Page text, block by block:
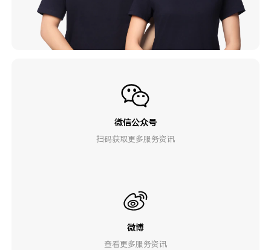
微信公众号
扫码获取更多服务资讯
微博
查看更多服务资讯